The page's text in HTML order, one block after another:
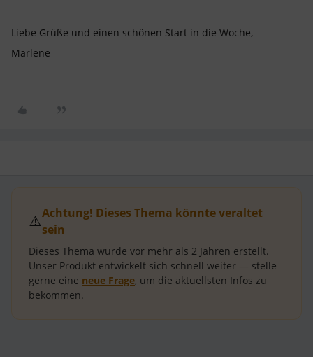
Liebe Grüße und einen schönen Start in die Woche,
Marlene
⚠️Achtung! Dieses Thema könnte veraltet
sein
Dieses Thema wurde vor mehr als 2 Jahren erstellt.
Unser Produkt entwickelt sich schnell weiter — stelle
gerne eine neue Frage, um die aktuellsten Infos zu
bekommen.